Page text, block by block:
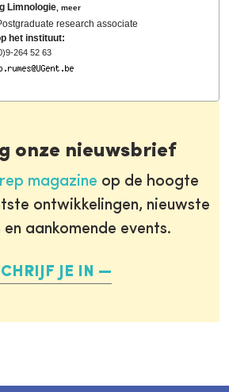
Limnologie ,meer
research associate
het instituut:
264 52 63
onze nieuwsbrief
magazine op de hoogte
ontwikkelingen, nieuwste
aankomende events.
JE IN